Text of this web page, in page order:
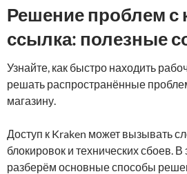
Решение проблем с
ссылка: полезные
Узнайте, как быстро находить
решать распространённые
магазину.
Доступ к Kraken может вызывать
блокировок и технических сбоев. В
разберём основные способы